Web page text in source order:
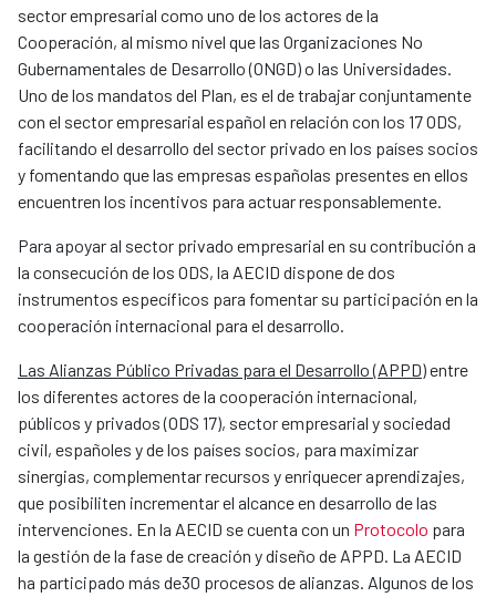
sector empresarial como uno de los actores de la
Cooperación, al mismo nivel que las Organizaciones No
Gubernamentales de Desarrollo (ONGD) o las Universidades.
Uno de los mandatos del Plan, es el de trabajar conjuntamente
con el sector empresarial español en relación con los 17 ODS,
facilitando el desarrollo del sector privado en los países socios
y fomentando que las empresas españolas presentes en ellos
encuentren los incentivos para actuar responsablemente.
Para apoyar al sector privado empresarial en su contribución a
la consecución de los ODS, la AECID dispone de dos
instrumentos específicos para fomentar su participación en la
cooperación internacional para el desarrollo.
Las Alianzas Público Privadas para el Desarrollo (APPD)entre
los diferentes actores de la cooperación internacional,
públicos y privados (ODS 17), sector empresarial y sociedad
civil, españoles y de los países socios, para maximizar
sinergias, complementar recursos y enriquecer aprendizajes,
que posibiliten incrementar el alcance en desarrollo de las
intervenciones. En la AECID se cuenta con un Protocolo para
la gestión de la fase de creación y diseño de APPD. La AECID
ha participado más de30 procesos de alianzas. Algunos de los